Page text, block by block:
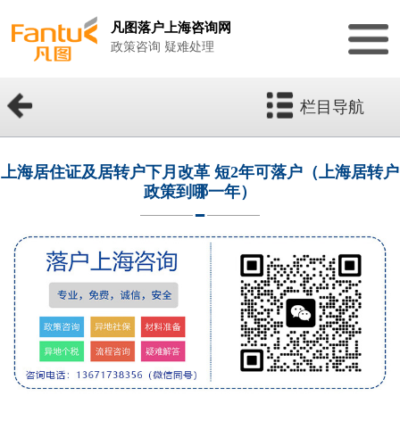
凡图落户上海咨询网
政策咨询 疑难处理
栏目导航
上海居住证及居转户下月改革 短2年可落户（上海居转户
政策到哪一年）